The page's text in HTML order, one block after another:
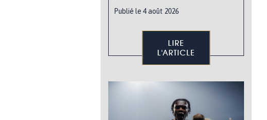
Publié le 4 août 2026
LIRE
L'ARTICLE